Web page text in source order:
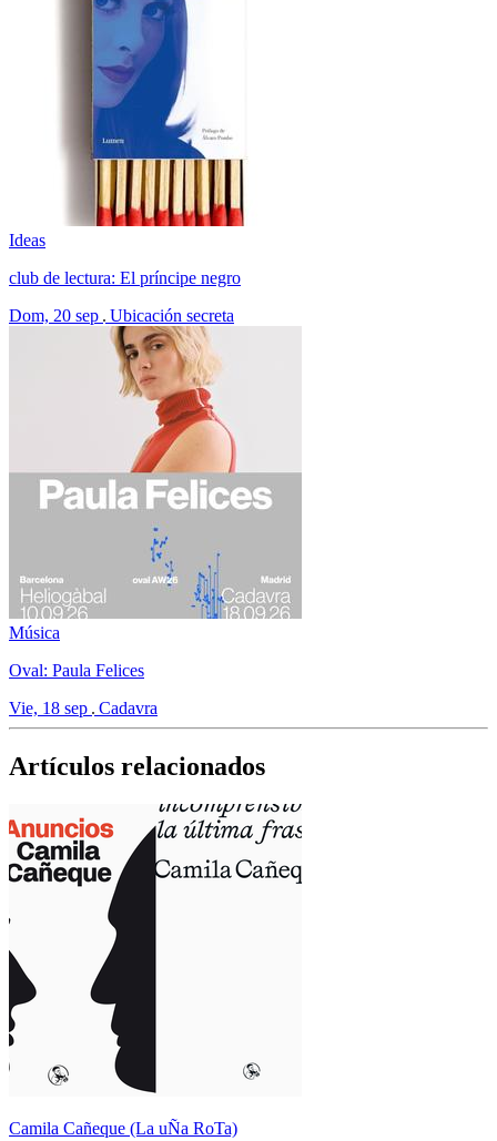
Ideas
club de lectura: El príncipe negro
Dom, 20 sep Ubicación secreta
Música
Oval: Paula Felices
Vie, 18 sep Cadavra
Artículos relacionados
Camila Cañeque (La uÑa RoTa)